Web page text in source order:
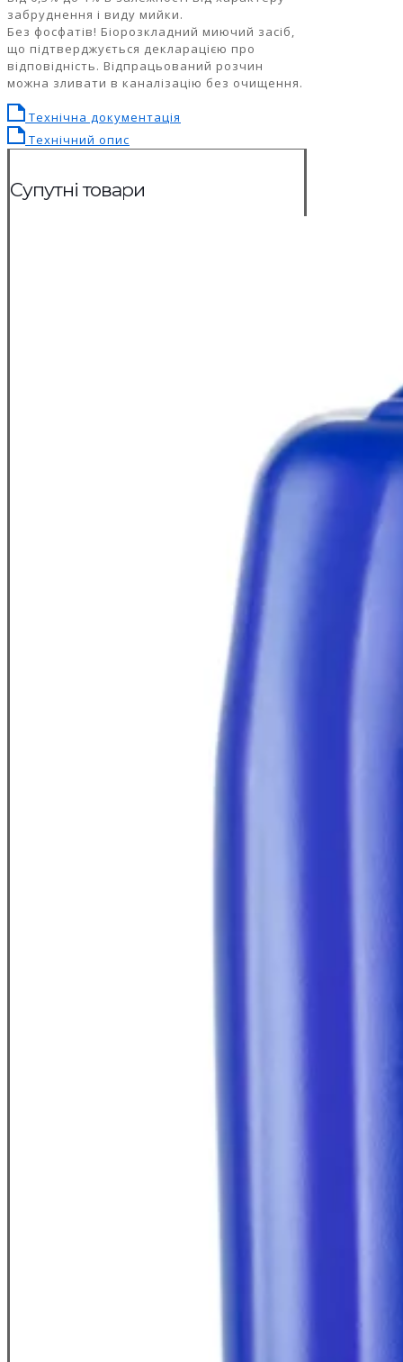
забруднення і виду мийки.
Без фосфатів! Біорозкладний миючий засіб,
що підтверджується декларацією про
відповідність. Відпрацьований розчин
можна зливати в каналізацію без очищення.
Технічна документація
Технічний опис
Супутні товари